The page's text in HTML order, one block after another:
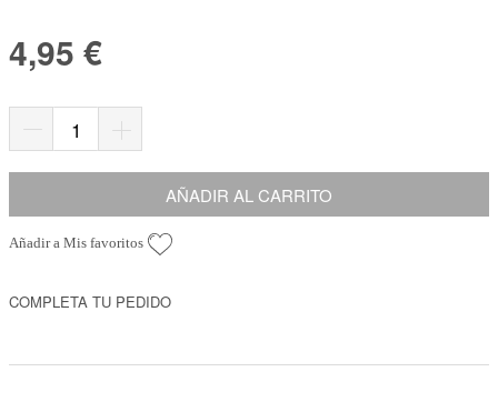
4,95 €
AÑADIR AL CARRITO
Añadir a Mis favoritos
COMPLETA TU PEDIDO